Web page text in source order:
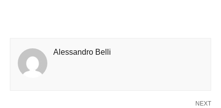
Alessandro Belli
NEXT